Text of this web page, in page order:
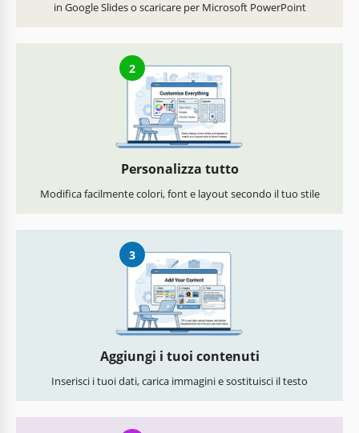
in Google Slides o scaricare per Microsoft PowerPoint
2
Personalizza tutto
Modifica facilmente colori, font e layout secondo il tuo stile
3
Aggiungi i tuoi contenuti
Inserisci i tuoi dati, carica immagini e sostituisci il testo